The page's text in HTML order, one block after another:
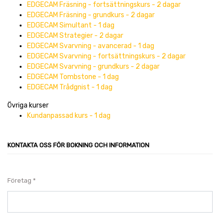
EDGECAM Fräsning - fortsättningskurs - 2 dagar
EDGECAM Fräsning - grundkurs - 2 dagar
EDGECAM Simultant - 1 dag
EDGECAM Strategier - 2 dagar
EDGECAM Svarvning - avancerad - 1 dag
EDGECAM Svarvning - fortsättningskurs - 2 dagar
EDGECAM Svarvning - grundkurs - 2 dagar
EDGECAM Tombstone - 1 dag
EDGECAM Trådgnist - 1 dag
Övriga kurser
Kundanpassad kurs - 1 dag
KONTAKTA OSS FÖR BOKNING OCH INFORMATION
Företag